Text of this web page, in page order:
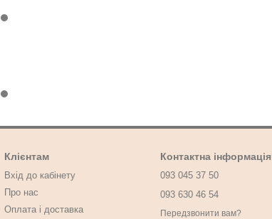
Клієнтам
Вхід до кабінету
Про нас
Оплата і доставка
Контактна інформація
093 045 37 50
093 630 46 54
Передзвонити вам?